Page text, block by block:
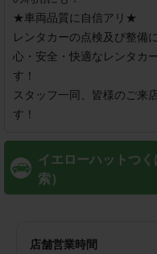
★車両品質に自信アリ★
レンタカーの点検及び整備
心・安全・快適なレンタカ
す！
スタッフ一同、皆様のご来
す！
イエローハットつ
索）
店舗営業時間